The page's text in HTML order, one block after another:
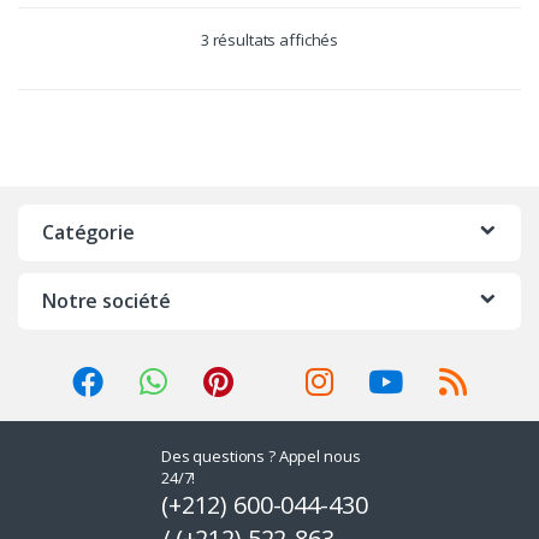
3 résultats affichés
Catégorie
Notre société
Des questions ? Appel nous
24/7!
(+212) 600-044-430